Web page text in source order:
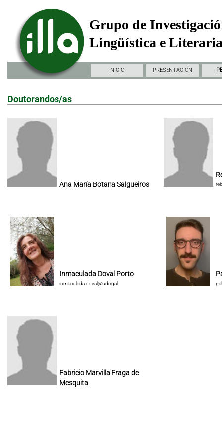
Grupo de
Lingüística e
INICIO PRESENTACIÓN
Doutorandos/as
Ana María Botana Salgueiros
Inmaculada Doval Porto
inmaculada.doval@udc.gal
Fabricio Marvilla Fraga de
Mesquita